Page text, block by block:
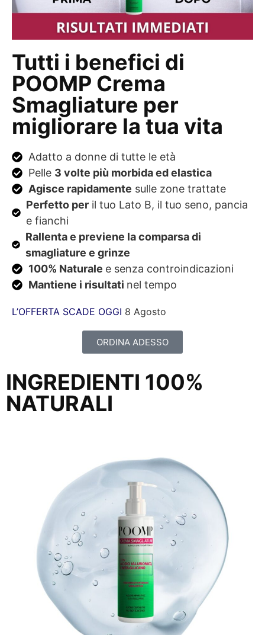
Tutti i benefici di
POOMP Crema
Smagliature per
migliorare la tua vita
Adatto a donne di tutte le età
Pelle 3 volte più morbida ed elastica
Agisce rapidamente sulle zone trattate
Perfetto per il tuo Lato B, il tuo seno, pancia
e fianchi
Rallenta e previene la comparsa di
smagliature e grinze
100% Naturale e senza controindicazioni
Mantiene i risultati nel tempo
L’OFFERTA SCADE OGGI 8 Agosto
ORDINA ADESSO
INGREDIENTI 100%
NATURALI